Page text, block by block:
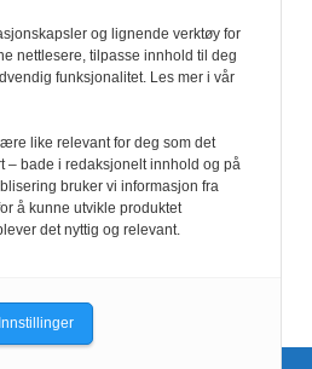
biblioteker og bedrifter.og lignende verktøy for
nettlesere, tilpasse innhold til deg
funksjonalitet. Les mer i vår
like relevant for deg som det
– bade i redaksjonelt innhold og på
bruker vi informasjon fra
å kunne utvikle produktet
det nyttig og relevant.
Innstillinger